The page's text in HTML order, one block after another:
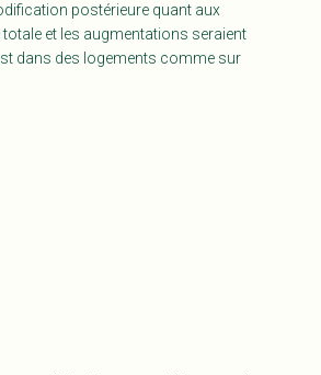
postérieure quant aux
et les augmentations seraient
dans des logements comme sur